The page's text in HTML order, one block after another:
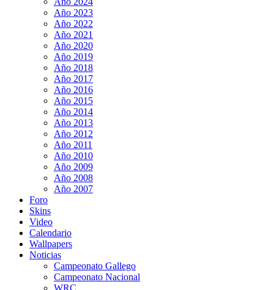
Año 2023
Año 2022
Año 2021
Año 2020
Año 2019
Año 2018
Año 2017
Año 2016
Año 2015
Año 2014
Año 2013
Año 2012
Año 2011
Año 2010
Año 2009
Año 2008
Año 2007
Foro
Skins
Video
Calendario
Wallpapers
Noticias
Campeonato Gallego
Campeonato Nacional
WRC